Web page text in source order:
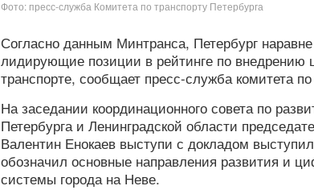
Фото: пресс-служба Комитета по транспорту Петербурга
Согласно данным Минтранса, Петербург
лидирующие позиции в рейтинге по внедрению
транспорте, сообщает пресс-служба комитета
На заседании координационного совета по
Петербурга и Ленинградской области
Валентин Енокаев выступи с докладом
обозначил основные направления развития и
системы города на Неве.